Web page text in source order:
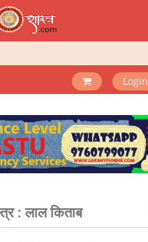
Login
:लाल किताब